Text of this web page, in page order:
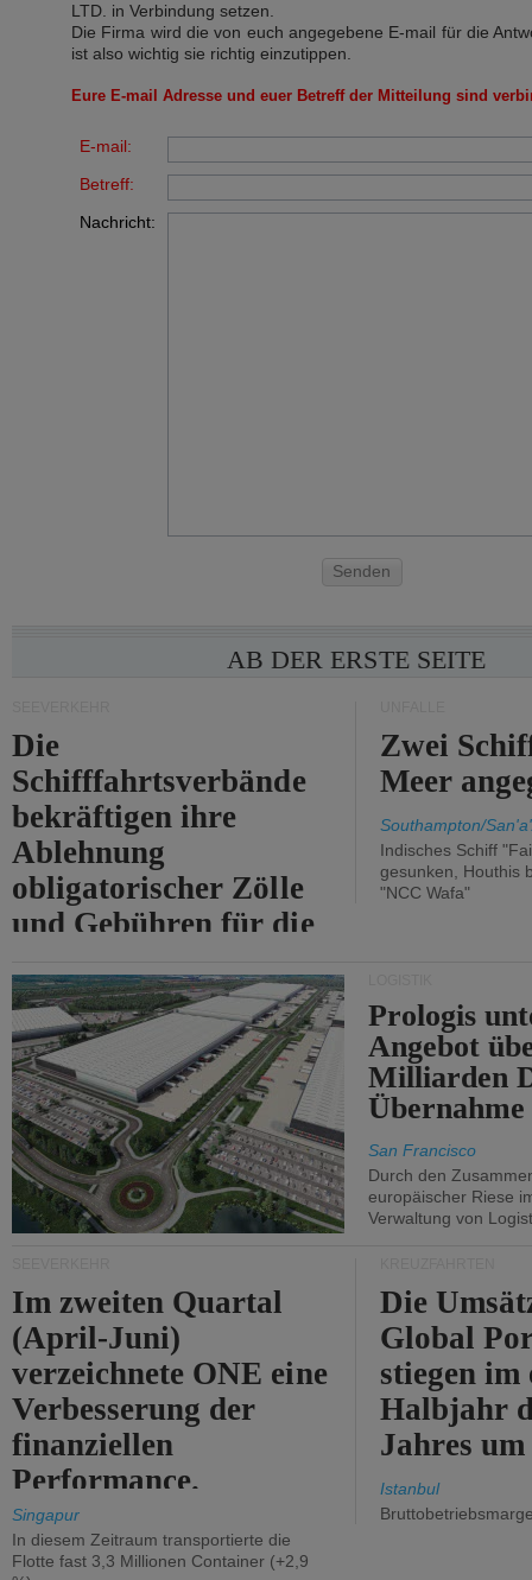
LTD. in Verbindung setzen.
Die Firma wird die von euch angegebene E-mail für die
ist also wichtig sie richtig einzutippen.
Eure E-mail Adresse und euer Betreff der Mitteilung sind
E-mail:
Betreff:
Nachricht:
Senden
AB DER ERSTE SEITE
Die
Schifffahrtsverbände
bekräftigen ihre
Ablehnung
obligatorischer Zölle
und Gebühren für die
von Hormuz.
Zwei
Meer
Southampton/
Indisches Schiff
gesunken, Houthis
"NCC Wafa"
Prologis
Angebot
Milliarden
Übernahme
San Francisco
Durch den
europäischer Riese
Verwaltung von
Im zweiten Quartal
(April-Juni)
verzeichnete ONE eine
Verbesserung der
finanziellen
Performance.
Singapur
In diesem Zeitraum transportierte die
Flotte fast 3,3 Millionen Container (+2,9
Die
Global
stiegen im
Halbjahr
Jahres
Istanbul